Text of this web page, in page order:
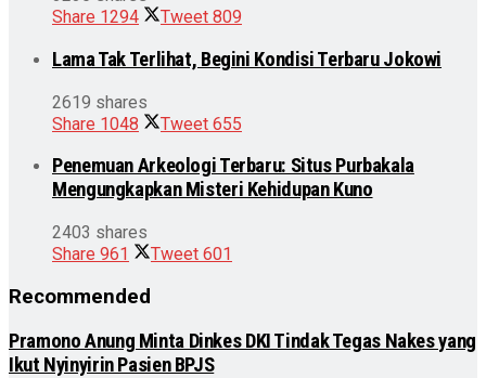
Share 1294 Tweet 809
Lama Tak Terlihat, Begini Kondisi Terbaru Jokowi
2619 shares
Share 1048 Tweet 655
Penemuan Arkeologi Terbaru: Situs Purbakala
Mengungkapkan Misteri Kehidupan Kuno
2403 shares
Share 961 Tweet 601
Recommended
Pramono Anung Minta Dinkes DKI Tindak Tegas Nakes yang
Ikut Nyinyirin Pasien BPJS